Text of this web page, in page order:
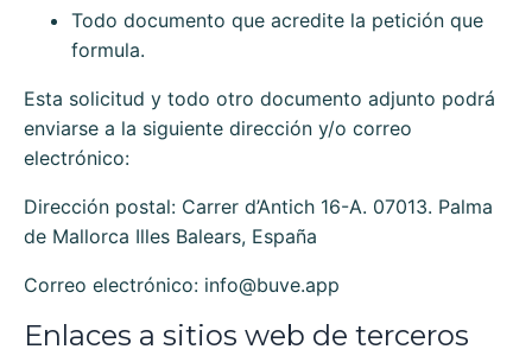
Todo documento que acredite la petición que
formula.
Esta solicitud y todo otro documento adjunto podrá
enviarse a la siguiente dirección y/o correo
electrónico:
Dirección postal: Carrer d’Antich 16-A. 07013. Palma
de Mallorca Illes Balears, España
Correo electrónico: info@buve.app
Enlaces a sitios web de terceros